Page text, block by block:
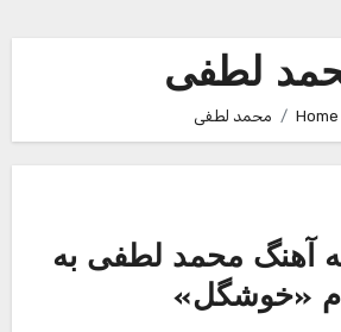
لطفی
Home محمد لطفی
آهنگ محمد لطفی به
«خوشگل»